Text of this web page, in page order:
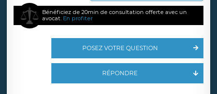
Bénéficiez de 20min de consultation offerte avec un
avocat. En profiter
POSEZ VOTRE QUESTION
RÉPONDRE